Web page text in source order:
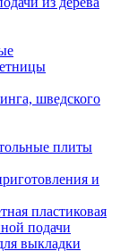
шведского
плиты
и
пластиковая
подачи
выкладки